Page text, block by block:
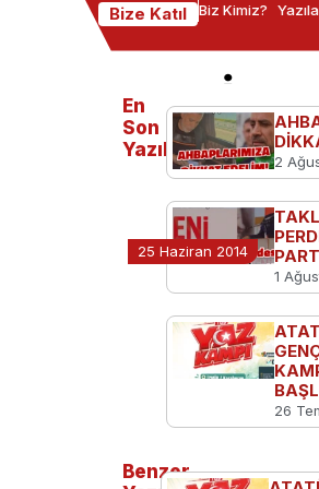
Bize Katıl Biz Kimiz?
TGB
Ana Sayfa TGB'den
25 Haziran 2014
En
Son
Yazılanlar
2
1
26
Benzer